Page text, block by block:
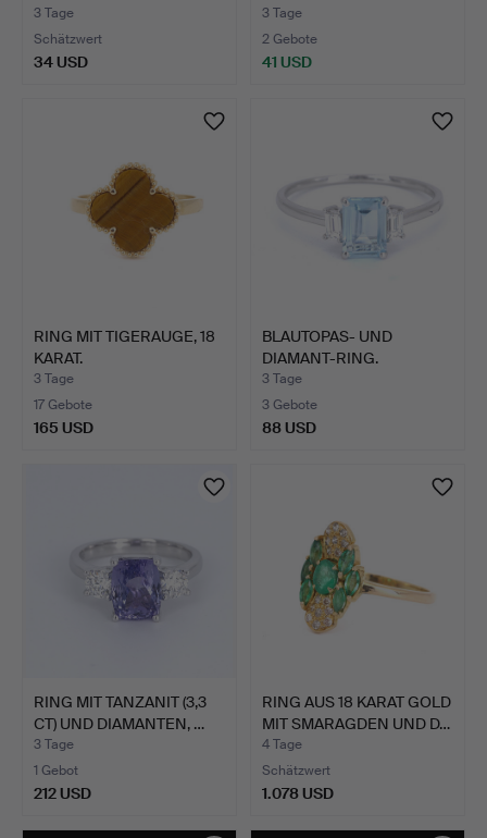
3 Tage
Schätzwert
34 USD
3 Tage
2 Gebote
41 USD
RING MIT TIGERAUGE, 18
KARAT.
3 Tage
17 Gebote
165 USD
BLAUTOPAS- UND
DIAMANT-RING.
3 Tage
3 Gebote
88 USD
RING MIT TANZANIT (3,3
CT) UND DIAMANTEN, …
3 Tage
1 Gebot
212 USD
RING AUS 18 KARAT GOLD
MIT SMARAGDEN UND D…
4 Tage
Schätzwert
1.078 USD